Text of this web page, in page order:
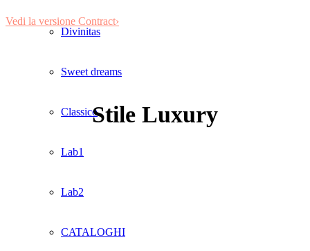
Divinitas
Sweet dreams
Classico
Lab1
Lab2
CATALOGHI
Vedi la versione Contract›
Stile Luxury